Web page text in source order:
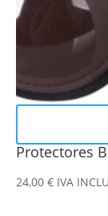
Protectores
24,00 € IVA
la